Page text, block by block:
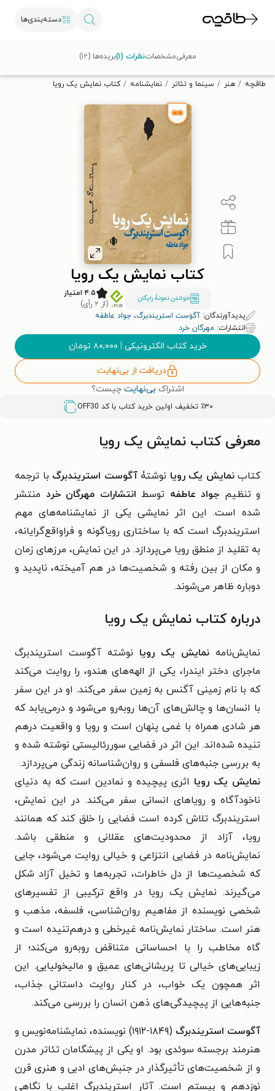
دسته‌بندی‌ها
تخفیف از طاقچه دریافت کن.
طاقچه هنر سینما و تئاتر نمایشنامه کتاب نمایش یک رویا
کتاب نمایش یک رویا
خواندن نمونۀ رایگان
۴.۵ امتیاز
(از ۲ رأی)
پدیدآورندگان: آگوست استریندبرگ، جواد عاطفه
انتشارات: مهرگان خرد
خرید کتاب الکترونیکی | ۸۰,۰۰۰ تومان
دریافت از بی‌نهایت
اشتراک بی‌نهایت چیست؟
٪۳۰ تخفیف اولین خرید کتاب با کد OFF30
معرفیمشخصاتنظرات (۱) بریده‌ها (۱۲)
معرفی کتاب نمایش یک رویا
کتابنمایش یک رویا نوشتۀآگوست استریندبرگ با ترجمه
و تنظیم جواد عاطفه توسط انتشارات مهرگان خرد منتشر
شده است. این اثر نمایشی یکی از نمایشنامه‌های مهم
استریندبرگ است که با ساختاری رویاگونه و فراواقع‌گرایانه،
به تقلید از منطق رویا می‌پردازد. در این نمایش، مرزهای زمان
و مکان از بین رفته و شخصیت‌ها در هم آمیخته، ناپدید و
دوباره ظاهر می‌شوند.
درباره کتاب نمایش یک رویا
نمایش‌نامه نمایش یک رویا نوشته آگوست استریندبرگ
ماجرای دختر ایندرا، یکی از الهه‌های هندو، را روایت می‌کند
که با نام زمینی آگنس به زمین سفر می‌کند. او در این سفر
با انسان‌ها و چالش‌های آن‌ها روبه‌رو می‌شود و درمی‌یابد که
هر شادی همراه با غمی پنهان است و رویا و واقعیت درهم
تنیده شده‌اند. این اثر در فضایی سوررئالیستی نوشته شده و
به بررسی جنبه‌های فلسفی و روان‌شناسانه زندگی می‌پردازد.
نمایش یک رویا اثری پیچیده و نمادین است که به دنیای
ناخودآگاه و رویاهای انسانی سفر می‌کند. در این نمایش،
استریندبرگ تلاش کرده است فضایی را خلق کند که همانند
رویا، آزاد از محدودیت‌های عقلانی و منطقی باشد.
نمایش‌نامه در فضایی انتزاعی و خیالی روایت می‌شود، جایی
که شخصیت‌ها از دل خاطرات، تجربه‌ها و تخیل آزاد شکل
می‌گیرند. نمایش یک رویا در واقع ترکیبی از تفسیرهای
شخصی نویسنده از مفاهیم روان‌شناسی، فلسفه، مذهب و
هنر است. ساختار نمایش‌نامه غیرخطی و درهم‌تنیده است و
گاه مخاطب را با احساساتی متناقض روبه‌رو می‌کند؛ از
زیبایی‌های خیالی تا پریشانی‌های عمیق و مالیخولیایی. این
اثر همچون یک خواب، در کنار روایت داستانی جذاب،
جنبه‌هایی از پیچیدگی‌های ذهن انسان را بررسی می‌کند.
آگوست استریندبرگ
(۱۸۴۹-۱۹۱۲) نویسنده، نمایشنامه‌نویس و
هنرمند برجسته سوئدی بود. او یکی از پیشگامان تئاتر مدرن
و از شخصیت‌های تأثیرگذار در جنبش‌های ادبی و هنری قرن
نوزدهم و بیستم است. آثار استریندبرگ اغلب با نگاهی